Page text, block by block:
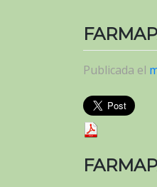
Publicada el